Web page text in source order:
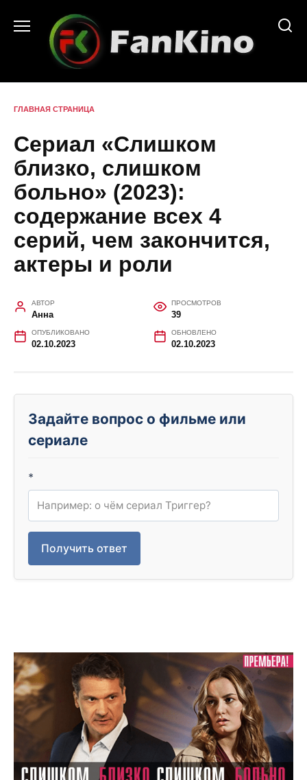
содержанию
ГЛАВНАЯ СТРАНИЦА
Сериал «Слишком
близко, слишком
больно» (2023):
содержание всех 4
серий, чем закончится,
актеры и роли
АВТОР
Анна
ПРОСМОТРОВ
39
ОПУБЛИКОВАНО
02.10.2023
ОБНОВЛЕНО
02.10.2023
Задайте вопрос о фильме или
сериале
*
Получить ответ